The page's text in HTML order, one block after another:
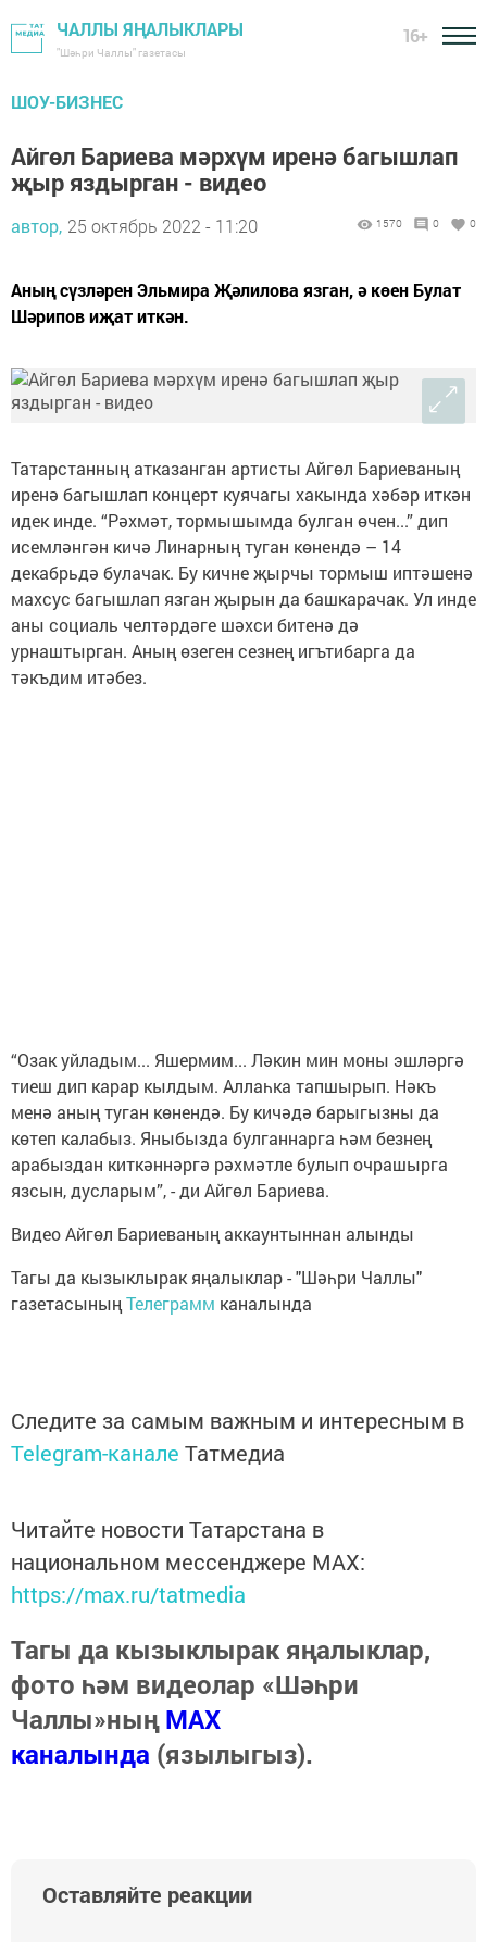
ЧАЛЛЫ ЯҢАЛЫКЛАРЫ
"Шәһри Чаллы" газетасы
16+
ШОУ-БИЗНЕС
Айгөл Бариева мәрхүм иренә багышлап
җыр яздырган - видео
автор, 25 октябрь 2022 - 11:20 1570 0 0
Аның сүзләрен Эльмира Җәлилова язган, ә көен Булат
Шәрипов иҗат иткән.
Татарстанның атказанган артисты Айгөл Бариеваның
иренә багышлап концерт куячагы хакында хәбәр иткән
идек инде. “Рәхмәт, тормышымда булган өчен...” дип
исемләнгән кичә Линарның туган көнендә – 14
декабрьдә булачак. Бу кичне җырчы тормыш иптәшенә
махсус багышлап язган җырын да башкарачак. Ул инде
аны социаль челтәрдәге шәхси битенә дә
урнаштырган. Аның өзеген сезнең игътибарга да
тәкъдим итәбез.
“Озак уйладым... Яшермим... Ләкин мин моны эшләргә
тиеш дип карар кылдым. Аллаһка тапшырып. Нәкъ
менә аның туган көнендә. Бу кичәдә барыгызны да
көтеп калабыз. Яныбызда булганнарга һәм безнең
арабыздан киткәннәргә рәхмәтле булып очрашырга
язсын, дусларым”, - ди Айгөл Бариева.
Видео Айгөл Бариеваның аккаунтыннан алынды
Тагы да кызыклырак яңалыклар - "Шәһри Чаллы"
газетасының Телеграмм каналында
Следите за самым важным и интересным в
Telegram-канале Татмедиа
Читайте новости Татарстана в
национальном мессенджере MАХ:
https://max.ru/tatmedia
Тагы да кызыклырак яңалыклар,
фото һәм видеолар «Шәһри
Чаллы»ныңMAX
каналында (язылыгыз).
Оставляйте реакции